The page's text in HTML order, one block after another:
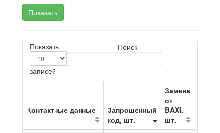
Показать
записей
Поиск:
Контактные данные
Запрошенный
код, шт.
Замена
от
BAXI,
шт.